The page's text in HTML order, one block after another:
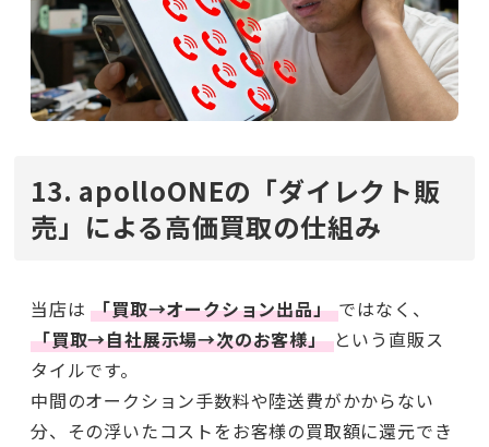
13. apolloONEの「ダイレクト販
売」による高価買取の仕組み
当店は「買取→オークション出品」ではなく、
「買取→自社展示場→次のお客様」という直販ス
タイルです。
中間のオークション手数料や陸送費がかからない
分、その浮いたコストをお客様の買取額に還元でき